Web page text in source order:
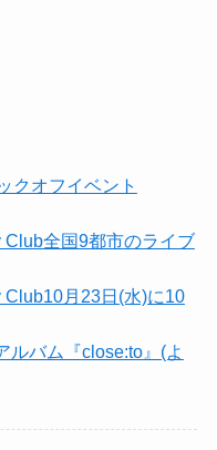
クオフイベント
Club全国9都市のライブ
Club10月23日(水)に10
ルバム『close:to』(よ